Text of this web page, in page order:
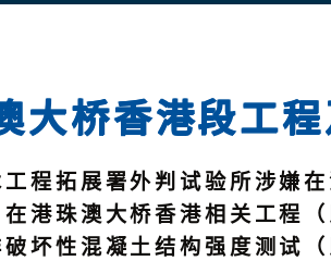
大桥香港段工
拓展署外判试验所涉嫌在
港珠澳大桥香港相关工程
坏性混凝土结构强度测试